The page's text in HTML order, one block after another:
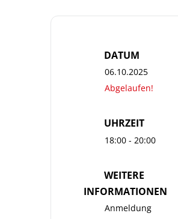
DATUM
06.10.2025
Abgelaufen!
UHRZEIT
18:00 - 20:00
WEITERE
INFORMATIONEN
Anmeldung